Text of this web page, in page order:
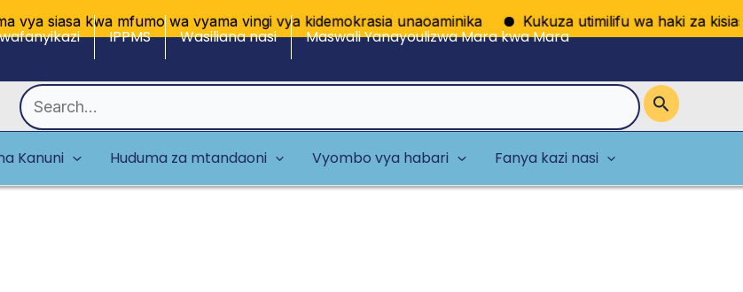
siasa kwa mfumo wa vyama vingi vya kidemokrasia unaoaminika Kukuza utimilifu wa haki za kisiasa
IPPMS Wasiliana nasi Maswali Yanayoulizwa Mara kwa Mara
Search
for:
Kanuni Huduma za mtandaoni Vyombo vya habari Fanya kazi nasi